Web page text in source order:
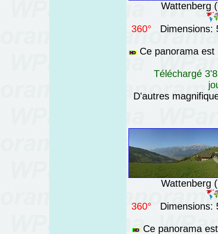
Wattenberg
360° Dimensions:
Ce panorama est
Téléchargé
D'autres
Wattenberg
360° Dimensions:
Ce panorama